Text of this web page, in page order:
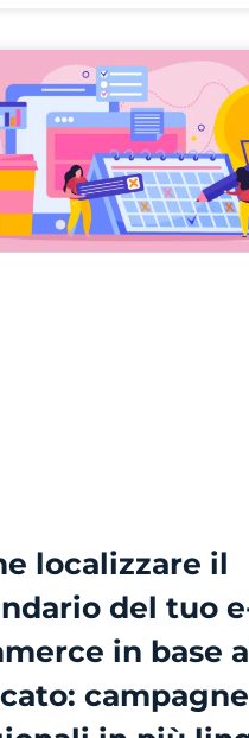
localizzare il
del tuo
in base
campagne